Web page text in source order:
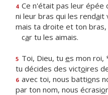
4 Ce n'était pas leur épée
ni leur bras qui les rendait
mais ta droite et ton bras,
car tu les aimais.
5 Toi, Dieu, tu es mon roi,
tu décides des victoires
6 avec toi, nous battions
par ton nom, nous écrasio